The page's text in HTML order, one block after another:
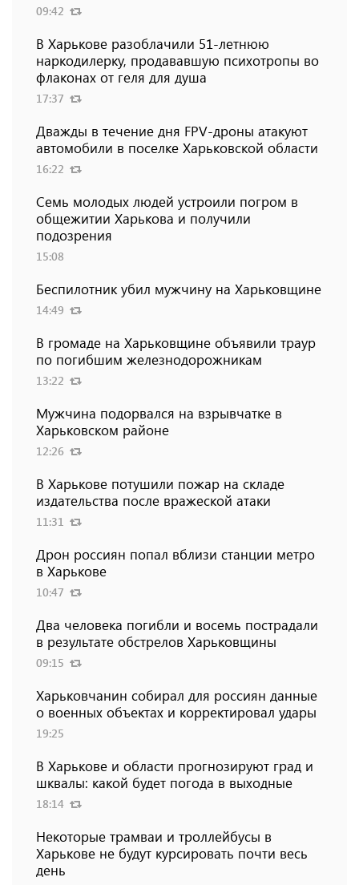
09:42
В Харькове разоблачили 51-летнюю
наркодилерку, продававшую психотропы во
флаконах от геля для душа
17:37
Дважды в течение дня FPV-дроны атакуют
автомобили в поселке Харьковской области
16:22
Семь молодых людей устроили погром в
общежитии Харькова и получили
подозрения
15:08
Беспилотник убил мужчину на Харьковщине
14:49
В громаде на Харьковщине объявили траур
по погибшим железнодорожникам
13:22
Мужчина подорвался на взрывчатке в
Харьковском районе
12:26
В Харькове потушили пожар на складе
издательства после вражеской атаки
11:31
Дрон россиян попал вблизи станции метро
в Харькове
10:47
Два человека погибли и восемь пострадали
в результате обстрелов Харьковщины
09:15
Харьковчанин собирал для россиян данные
о военных объектах и ​​корректировал удары
19:25
В Харькове и области прогнозируют град и
шквалы: какой будет погода в выходные
18:14
Некоторые трамваи и троллейбусы в
Харькове не будут курсировать почти весь
день